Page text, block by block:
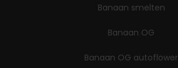
Banaan smelten
Banaan OG
Banaan OG autoflower